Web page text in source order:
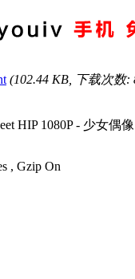
(102.44 KB, 下载次数:
, Gzip On